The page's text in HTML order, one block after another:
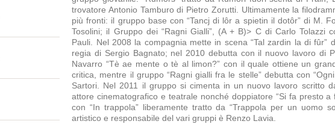
trovatore Antonio Tamburo di Pietro Zorutti. Ultimamente la
più fronti: il gruppo base con “Tancj di lôr a spietin il dotôr” di M.
Tosolini; il Gruppo dei “Ragni Gialli”, (A + B)> C di Carlo Tolazzi
Pauli. Nel 2008 la compagnia mette in scena “Tal zardin la di fûr”
regia di Sergio Bagnato; nel 2010 debutta con il nuovo lavoro di
Navarro “Tè ae mente o tè al limon?” con il quale ottiene un
critica, mentre il gruppo “Ragni gialli fra le stelle” debutta con
Sartori. Nel 2011 il gruppo si cimenta in un nuovo lavoro scritto
attore cinematografico e teatrale nonché doppiatore “Si fa presto a
con “In trappola” liberamente tratto da “Trappola per un uomo
artistico e responsabile del vari gruppi è Renzo Lavia.